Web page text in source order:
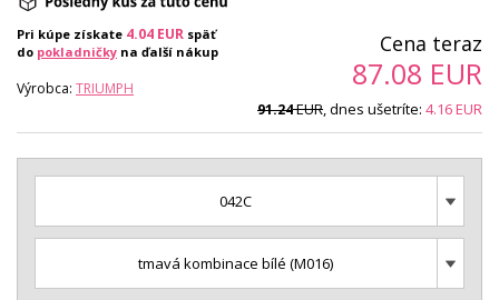
Pri kúpe získate 4.04 EUR späť
do pokladničky na ďalší nákup
Výrobca: TRIUMPH
Cena teraz
87.08 EUR
91.24EUR, dnes ušetríte: 4.16EUR
042C
tmavá kombinace bílé (M016)